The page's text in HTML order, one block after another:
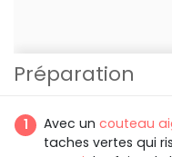
Préparation
Avec un couteau
taches vertes qui